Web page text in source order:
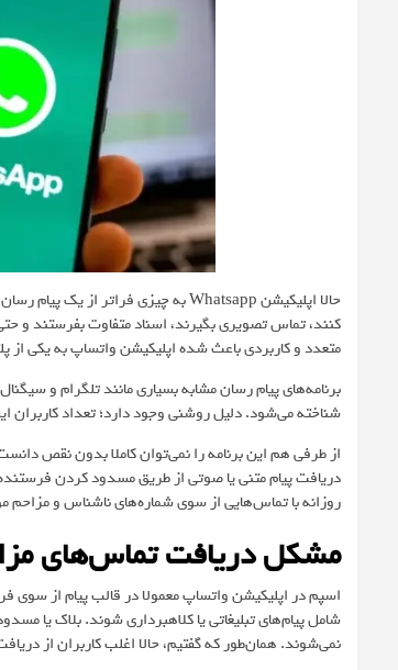
حالا اپلیکیشنWhatsappبه چیزی فراتر از یک پیام
متعدد و کاربردی باعث شده اپلیکیشن واتساپ به یکی از
برنامه‌های پیام رسان مشابه بسیاری مانند تلگرام و
شناخته می‌شود. دلیل روشنی وجود دارد؛ تعداد کاربران
از طرفی هم این برنامه را نمی‌توان کاملا بدون نقص
دریافت پیام متنی یا صوتی از طریق مسدود کردن
روزانه با تماس‌هایی از سوی شماره‌های ناشناس و مزاحم
مشکل دریافت تماس‌های
اسپم در اپلیکیشن واتساپ معمولا در قالب پیام‌ از سوی
شامل پیام‌های تبلیغاتی یا کلاهبرداری شوند. بلاک یا
نمی‌شوند. همان‌طور که گفتیم، حالا اغلب کاربران از